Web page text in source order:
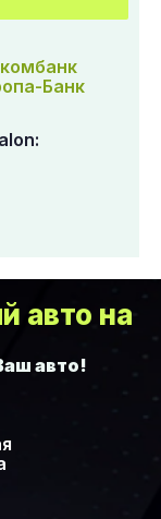
Банк
авто на